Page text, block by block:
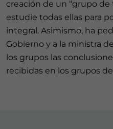
creación de un “grupo de
estudie todas ellas para
integral. Asimismo, ha
Gobierno y a la ministra
los grupos las
recibidas en los grupos